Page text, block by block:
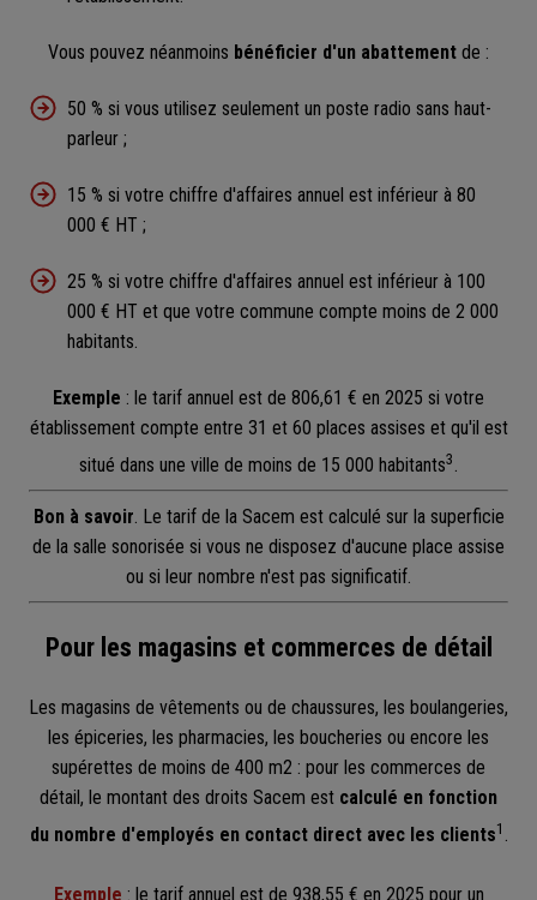
Vous pouvez néanmoins bénéficier d'un abattement de :
50 % si vous utilisez seulement un poste radio sans haut-
parleur ;
15 % si votre chiffre d'affaires annuel est inférieur à 80
000 € HT ;
25 % si votre chiffre d'affaires annuel est inférieur à 100
000 € HT et que votre commune compte moins de 2 000
habitants.
Exemple : le tarif annuel est de 806,61 € en 2025 si votre
établissement compte entre 31 et 60 places assises et qu'il est
situé dans une ville de moins de 15 000 habitants3
Bon à savoir . Le tarif de la Sacem est calculé sur la superficie
de la salle sonorisée si vous ne disposez d'aucune place assise
ou si leur nombre n'est pas significatif.
Pour les magasins et commerces de détail
Les magasins de vêtements ou de chaussures, les boulangeries,
les épiceries, les pharmacies, les boucheries ou encore les
supérettes de moins de 400 m2 : pour les commerces de
détail, le montant des droits Sacem est calculé en fonction
du nombre d'employés en contact direct avec les clients1
Exemple : le tarif annuel est de 938,55 € en 2025 pour un